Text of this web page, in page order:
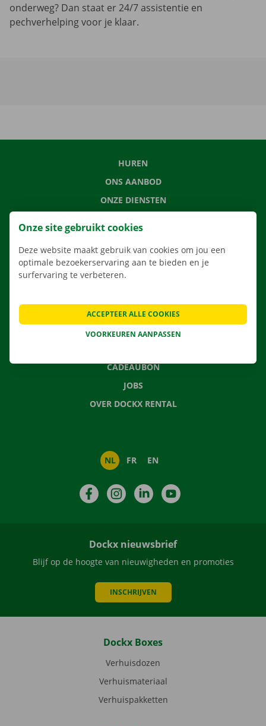
onderweg? Dan staat er 24/7 assistentie en
pechverhelping voor je klaar.
HUREN
ONS AANBOD
ONZE DIENSTEN
VERHUISOPLOSSINGEN
CONTACTEER ONS
VEELGESTELDE VRAGEN
CADEAUBON
JOBS
OVER DOCKX RENTAL
NL FR EN
FacebookInstagramLinkedIn
Dockx nieuwsbrief
Blijf op de hoogte van nieuwigheden en promoties
INSCHRIJVEN
Dockx Boxes
Verhuisdozen
Verhuismateriaal
Verhuispakketten
Onze site gebruikt cookies
Deze website maakt gebruik van cookies om jou een
optimale bezoekerservaring aan te bieden en je
surfervaring te verbeteren.
VOORKEUREN AANPASSEN
ACCEPTEER ALLE COOKIES